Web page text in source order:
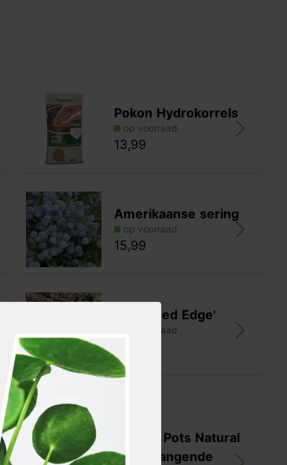
Pokon Hydrokorrels
op voorraad
13,99
Amerikaanse sering
op voorraad
15,99
Hebe 'Red Edge'
op voorraad
Pottery Pots Natural
Wally hangende